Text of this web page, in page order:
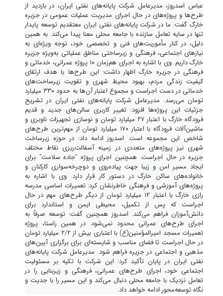
عباس اسدروز، مدیرعامل شرکت پایانه‌های نفتی ایران، در بازدید از
طرح‌ها و پروژه‌های در حال اجرای مدیریت عملیات عمومی در جزیره
خارگ گفت: ما در شرکت پایانه‌های نفتی ایران معتقدیم توسعه پایدار
تنها در سایه تعامل سازنده با جامعه محلی معنا پیدا می‌کند. به همین
دلیل، در کنار مأموریت‌های فنی و تخصصی خود، توجه ویژه‌ای به
نیازهای اجتماعی، فرهنگی و زیرساختی مناطق عملیاتی به‌ویژه جزیره
خارگ داریم.
وی با اشاره به اجرای هم‌زمان ۱۰ پروژه عمرانی، خدماتی و
فرهنگی در جزیره خارگ اظهار داشت: این طرح‌ها با هدف ارتقای
کیفیت زندگی مردم، بهبود محیط شهری و تقویت زیرساخت‌های
خدماتی در دست اجراست و مجموع اعتبار آن‌ها به حدود ۳۳۰ میلیارد
تومان می‌رسد. مدیرعامل شرکت پایانه‌های نفتی ایران در تشریح
جزئیات این پروژه‌ها افزود: تغییر کاربری سالن‌های جدید و قدیم
فرودگاه خارگ با اعتبار ۲۷ میلیارد تومان و نوسازی تجهیزات ناوبری و
ماشین‌آلات فرودگاه با اعتبار ۱۷۰ میلیارد تومان از مهم‌ترین طرح‌های
شاخص این مجموعه است. اسدروز ادامه داد: در حوزه زیرساخت
شهری نیز پروژه‌های متعددی در زمینه آسفالت‌ریزی نقاط مختلف
جزیره در حال اجراست. همچنین اجرای پروژه “جاده سلامت” برای
ایجاد مسیر امن و زیبا جهت پیاده‌روی و دوچرخه‌سواری کارکنان و
خانواده‌های ساکن خارگ در دستور کار قرار دارد. وی با اشاره به
پروژه‌های آموزشی و فرهنگی خاطرنشان کرد: تعمیرات اساسی مدرسه
رازی خارگ با اعتبار ۱۲ میلیارد تومان از دیگر طرح‌های مهم در حال
اجراست که پس از تکمیل، محیطی ایمن و استاندارد برای
دانش‌آموزان فراهم می‌کند. اسدروز همچنین گفت: توسعه صرفاً به
اجرای طرح‌های عمرانی محدود نمی‌شود. در همین راستا، پروژه
تعمیرات مسجد امیرالمؤمنین(ع) با اعتباری بیش از ۲/۲ میلیارد تومان
در حال اجراست تا فضای مناسب و شایسته‌ای برای برگزاری آیین‌های
مذهبی و اجتماعی در جزیره فراهم شود. مدیرعامل شرکت پایانه‌های
نفتی ایران در پایان تأکید کرد: این شرکت با تکیه بر مسئولیت
اجتماعی خود، اجرای طرح‌های عمرانی، فرهنگی و زیربنایی را در
تعامل نزدیک با جامعه محلی دنبال می‌کند و این مسیر را با جدیت و
نگاه توسعه‌محور ادامه خواهد داد.